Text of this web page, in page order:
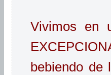
Vivimos en
bebiendo de